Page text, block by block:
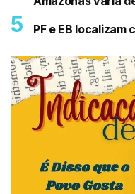
PF e EB localizam